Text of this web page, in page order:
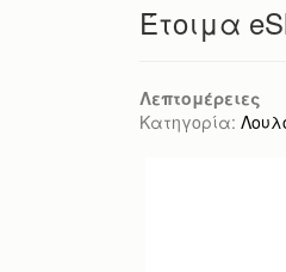
Έτοιμα
Λεπτομέρειες
Κατηγορία: